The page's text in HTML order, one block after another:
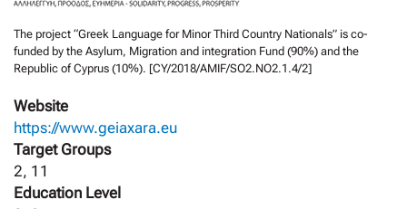
The project “Greek Language for Minor Third Country Nationals” is co-
funded by the Asylum, Migration and integration Fund (90%) and the
Republic of Cyprus (10%). [CY/2018/AMIF/SO2.NO2.1.4/2]
Website
https://www.geiaxara.eu
Target Groups
2, 11
Education Level